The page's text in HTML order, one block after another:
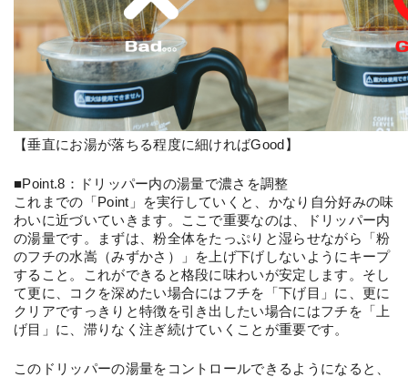
【垂直にお湯が落ちる程度に細ければGood】
■Point.8：ドリッパー内の湯量で濃さを調整
これまでの「Point」を実行していくと、かなり自分好みの味
わいに近づいていきます。ここで重要なのは、ドリッパー内
の湯量です。まずは、粉全体をたっぷりと湿らせながら「粉
のフチの水嵩（みずかさ）」を上げ下げしないようにキープ
すること。これができると格段に味わいが安定します。そし
て更に、コクを深めたい場合にはフチを「下げ目」に、更に
クリアですっきりと特徴を引き出したい場合にはフチを「上
げ目」に、滞りなく注ぎ続けていくことが重要です。
このドリッパーの湯量をコントロールできるようになると、